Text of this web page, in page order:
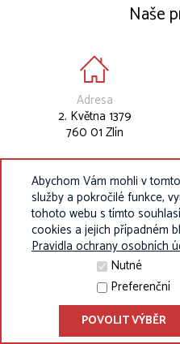
Naše
Adresa
2. Května 1379
760 01 Zlín
Abychom Vám mohli v
služby a pokročilé funkce,
tohoto webu s tímto
cookies a jejich případném
Pravidla ochrany osobních
Nutné
Preferenční
POVOLIT VÝBĚR